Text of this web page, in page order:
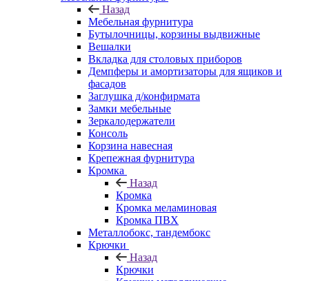
Назад
Мебельная фурнитура
Бутылочницы, корзины выдвижные
Вешалки
Вкладка для столовых приборов
Демпферы и амортизаторы для ящиков и
фасадов
Заглушка д/конфирмата
Замки мебельные
Зеркалодержатели
Консоль
Корзина навесная
Крепежная фурнитура
Кромка
Назад
Кромка
Кромка меламиновая
Кромка ПВХ
Металлобокс, тандембокс
Крючки
Назад
Крючки